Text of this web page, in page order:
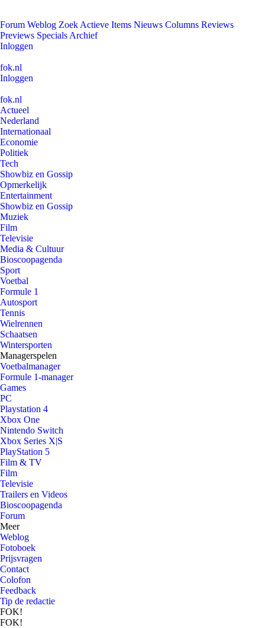
Forum Weblog Zoek Actieve Items Nieuws Columns Reviews
Previews Specials Archief
Inloggen
fok.nl
Inloggen
fok.nl
Actueel
Nederland
Internationaal
Economie
Politiek
Tech
Showbiz en Gossip
Opmerkelijk
Entertainment
Showbiz en Gossip
Muziek
Film
Televisie
Media & Cultuur
Bioscoopagenda
Sport
Voetbal
Formule 1
Autosport
Tennis
Wielrennen
Schaatsen
Wintersporten
Managerspelen
Voetbalmanager
Formule 1-manager
Games
PC
Playstation 4
Xbox One
Nintendo Switch
Xbox Series X|S
PlayStation 5
Film & TV
Film
Televisie
Trailers en Videos
Bioscoopagenda
Forum
Meer
Weblog
Fotoboek
Prijsvragen
Contact
Colofon
Feedback
Tip de redactie
FOK!
FOK!